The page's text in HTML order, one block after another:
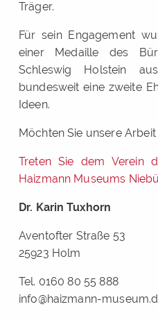
Träger.
Für sein Engagement
einer Medaille des
Schleswig Holstein
bundesweit eine zweite
Ideen.
Möchten Sie unsere
Treten Sie dem Verein
Haizmann Museums
Dr. Karin Tuxhorn
Aventofter Straße 53
25923 Holm
Tel. 0160 80 55 888
info@haizmann-